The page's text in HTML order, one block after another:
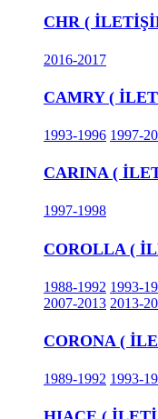
CHR (
2016-2017
CAMRY (
1993-1996 1997-
CARINA (
1997-1998
COROLLA (
1988-1992 1993-
2007-2013 2013-
CORONA (
1989-1992 1993-